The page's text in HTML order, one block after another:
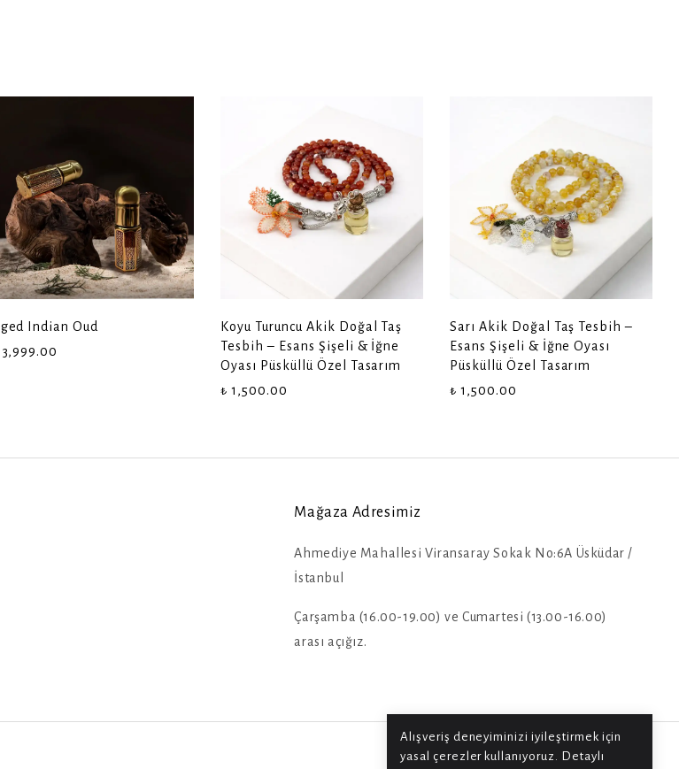
Alışveriş deneyiminizi iyileştirmek için
yasal çerezler kullanıyoruz. Detaylı
Indian Oud
3,999.00
Koyu Turuncu Akik Doğal Taş
Tesbih – Esans Şişeli & İğne
Oyası Püsküllü Özel Tasarım
₺ 1,500.00
Sarı Akik Doğal Taş Tesbih –
Esans Şişeli & İğne Oyası
Püsküllü Özel Tasarım
₺ 1,500.00
Mağaza Adresimiz
Ahmediye Mahallesi Viransaray Sokak No:6A Üsküdar /
İstanbul
Çarşamba (16.00-19.00) ve Cumartesi (13.00-16.00)
arası açığız.